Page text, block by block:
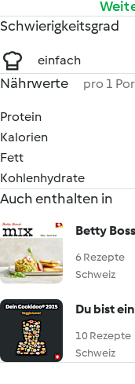
Schwierigkeitsgrad
einfach
Nährwerte pro 1
Protein
Kalorien
Fett
Kohlenhydrate
Auch enthalten in
Betty
6 Rezepte
Schweiz
Du bist
10 Rezepte
Schweiz